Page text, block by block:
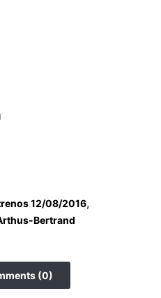
12/08/2016,
Bertrand
(0)